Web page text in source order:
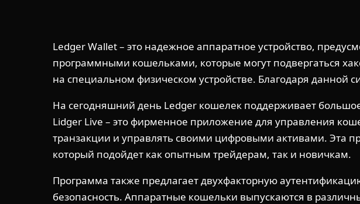
Ledger Wallet – это надежное аппаратное устройство,
программными кошельками, которые могут подвергаться
на специальном физическом устройстве. Благодаря
На сегодняшний день Ledger кошелек поддерживает
Lidger Live – это фирменное приложение для управления
транзакции и управлять своими цифровыми активами. Эта
который подойдет как опытным трейдерам, так и новичкам.
Программа также предлагает двухфакторную
безопасность. Аппаратные кошельки выпускаются в